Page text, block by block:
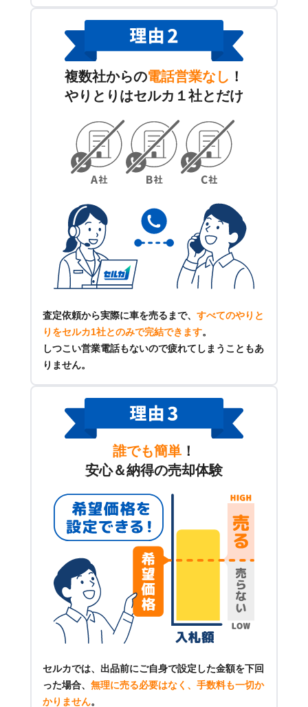
複数社からの電話営業なし ！
やりとりはセルカ１社とだけ
査定依頼から実際に車を売るまで、 すべてのやりと
りをセルカ1社とのみで完結できます。
しつこい営業電話もないので疲れてしまうこともあ
りません。
誰でも簡単 ！
安心＆納得の売却体験
セルカでは、出品前にご自身で設定した金額を下回
った場合、 無理に売る必要はなく、手数料も一切か
かりません。